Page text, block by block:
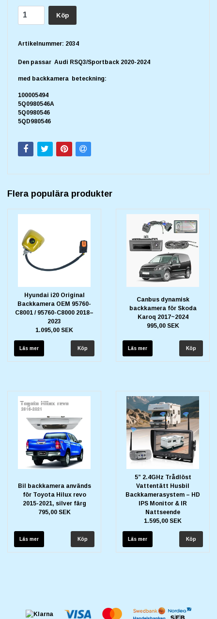
Köp
Artikelnummer: 2034
Den passar Audi RSQ3/Sportback 2020-2024
med backkamera beteckning:
100005494
5Q0980546A
5Q0980546
5QD980546
Flera populära produkter
Hyundai i20 Original
Backkamera OEM 95760-
C8001 / 95760-C8000 2018–
2023
1.095,00 SEK
Läs mer
Canbus dynamisk
backkamera för Skoda
Karoq 2017~2024
995,00 SEK
Läs mer
Bil backkamera används
för Toyota Hilux revo
2015-2021, silver färg
795,00 SEK
Läs mer
5” 2.4GHz Trådlöst
Vattentätt Husbil
Backkamerasystem – HD
IPS Monitor & IR
Nattseende
1.595,00 SEK
Läs mer